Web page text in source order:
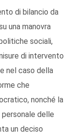
di bilancio da
una manovra
sociali,
di intervento
nel caso della
che
nonché la
delle
un deciso